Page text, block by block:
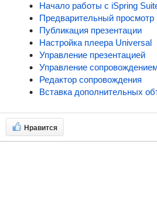
Начало работы с iSpring
Предварительный просмотр
Публикация презентации
Настройка плеера Universal
Управление презентацией
Управление
Редактор сопровождения
Вставка дополнительных
Нравится